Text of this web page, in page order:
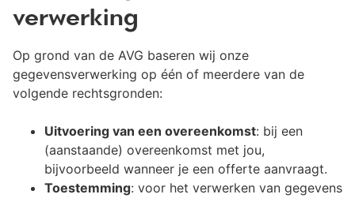
verwerking
Op grond van de AVG baseren wij onze
gegevensverwerking op één of meerdere van de
volgende rechtsgronden:
Uitvoering van een overeenkomst: bij een
(aanstaande) overeenkomst met jou,
bijvoorbeeld wanneer je een offerte aanvraagt.
Toestemming: voor het verwerken van gegevens